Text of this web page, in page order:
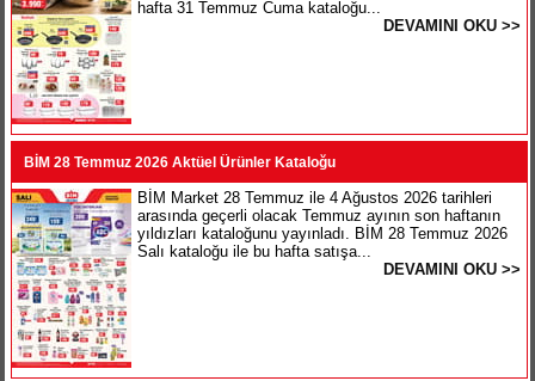
hafta 31 Temmuz Cuma kataloğu...
DEVAMINI OKU >>
BİM 28 Temmuz 2026 Aktüel Ürünler Kataloğu
BİM Market 28 Temmuz ile 4 Ağustos 2026 tarihleri
arasında geçerli olacak Temmuz ayının son haftanın
yıldızları kataloğunu yayınladı. BİM 28 Temmuz 2026
Salı kataloğu ile bu hafta satışa...
DEVAMINI OKU >>